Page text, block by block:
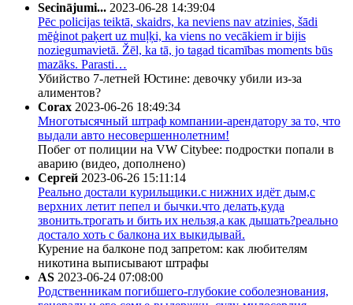
Secinājumi... 2023-06-28 14:39:04
Pēc policijas teiktā, skaidrs, ka neviens nav atzinies, šādi
mēģinot paķert uz muļķi, ka viens no vecākiem ir bijis
noziegumavietā. Žēl, ka tā, jo tagad ticamības moments būs
mazāks. Parasti…
Убийство 7-летней Юстине: девочку убили из-за
алиментов?
Corax 2023-06-26 18:49:34
Многотысячный штраф компании-арендатору за то, что
выдали авто несовершеннолетним!
Побег от полиции на VW Citybee: подростки попали в
аварию (видео, дополнено)
Сергей 2023-06-26 15:11:14
Реально достали курильщики.с нижних идёт дым,с
верхних летит пепел и бычки.что делать,куда
звонить.трогать и бить их нельзя,а как дышать?реально
достало хоть с балкона их выкидывай.
Курение на балконе под запретом: как любителям
никотина выписывают штрафы
AS 2023-06-24 07:08:00
Родственникам погибшего-глубокие соболезнования,